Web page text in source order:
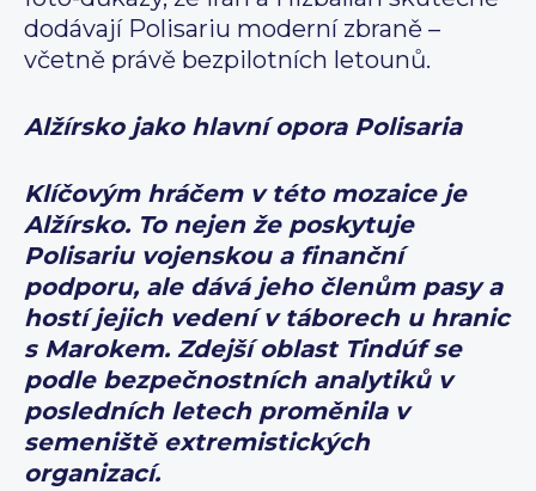
dodávají Polisariu moderní zbraně –
včetně právě bezpilotních letounů.
Alžírsko jako hlavní opora Polisaria
Klíčovým hráčem v této mozaice je
Alžírsko. To nejen že poskytuje
Polisariu vojenskou a finanční
podporu, ale dává jeho členům pasy a
hostí jejich vedení v táborech u hranic
s Marokem. Zdejší oblast Tindúf se
podle bezpečnostních analytiků v
posledních letech proměnila v
semeniště extremistických
organizací.